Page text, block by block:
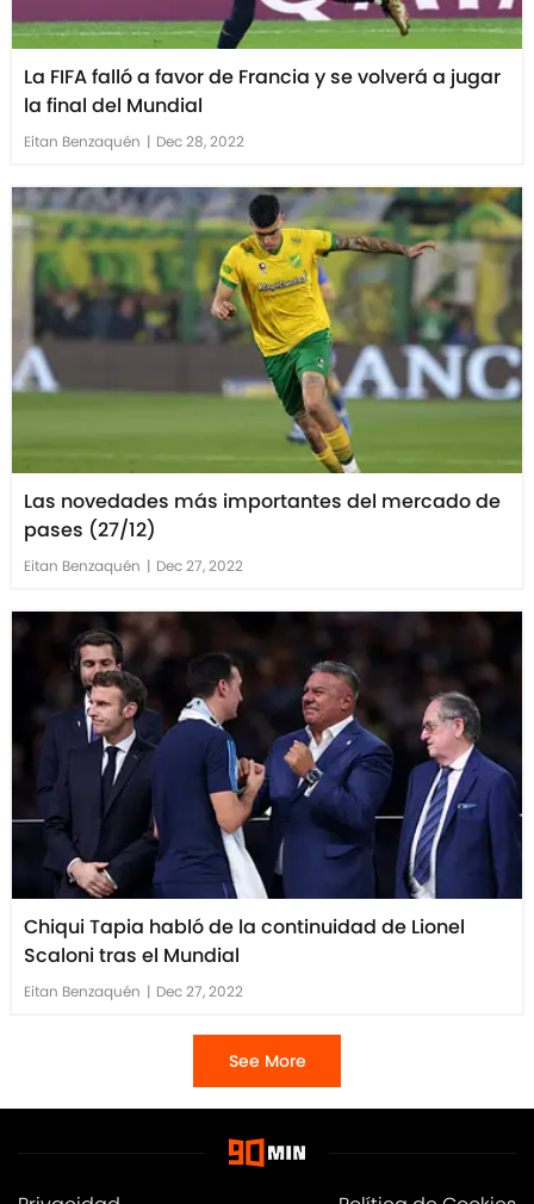
La FIFA falló a favor de Francia y se volverá a jugar
la final del Mundial
Eitan Benzaquén | Dec 28, 2022
Las novedades más importantes del mercado de
pases (27/12)
Eitan Benzaquén | Dec 27, 2022
Chiqui Tapia habló de la continuidad de Lionel
Scaloni tras el Mundial
Eitan Benzaquén | Dec 27, 2022
See More